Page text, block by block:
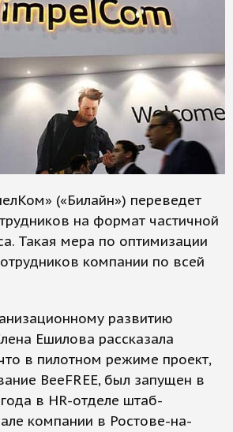
(«Билайн») переведет
на формат частичной
Такая мера по оптимизации
компании по всей
развитию
Ешилова рассказала
в пилотном режиме проект,
BeeFREE, был запущен в
в HR-отделе штаб-
компании в Ростове-на-